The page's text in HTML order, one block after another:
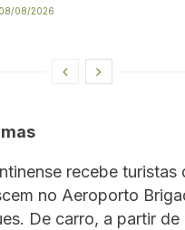
08/08/2026
recebe turistas
no Aeroporto
De carro, a partir de